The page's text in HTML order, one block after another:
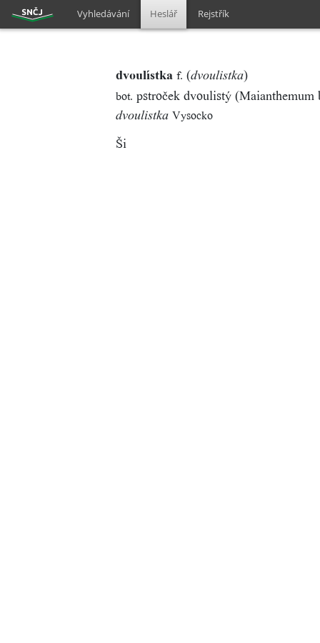
Vyhledávání Heslář Rejstřík
dvoulístka f. (dvoulistka)
bot. pstroček dvoulistý
dvoulistka Vysocko
Ši